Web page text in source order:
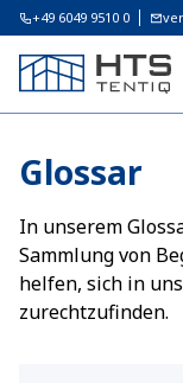
+49 6049 9510 0
Glossar
In unserem
Sammlung von
helfen, sich in
zurechtzufinden.